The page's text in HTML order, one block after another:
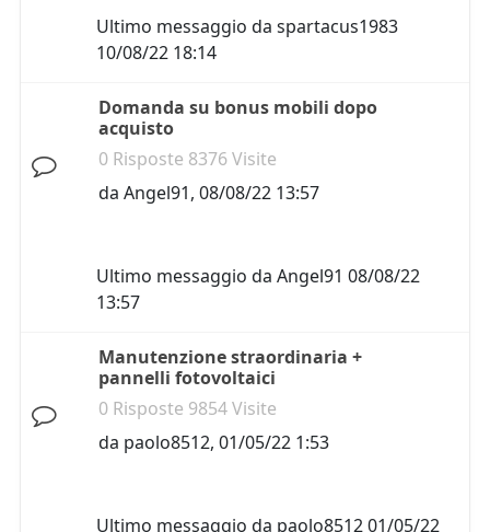
Ultimo messaggio da spartacus1983
10/08/22 18:14
Domanda su bonus mobili dopo
acquisto
0 Risposte 8376 Visite
da Angel91, 08/08/22 13:57
Ultimo messaggio da Angel91 08/08/22
13:57
Manutenzione straordinaria +
pannelli fotovoltaici
0 Risposte 9854 Visite
da paolo8512, 01/05/22 1:53
Ultimo messaggio da paolo851201/05/22